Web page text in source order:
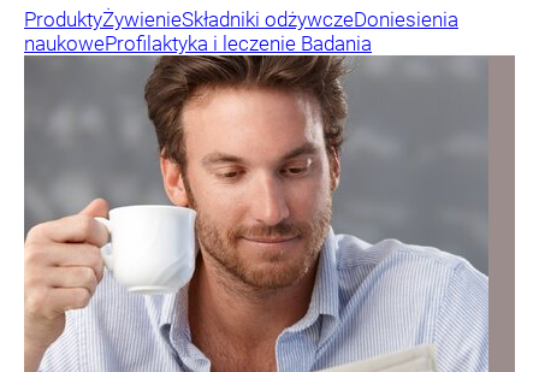
ProduktyŻywienieSkładniki odżywczeDoniesienia
naukoweProfilaktyka i leczenie Badania